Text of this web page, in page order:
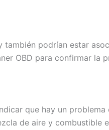
podrían estar
OBD para confirmar la
que hay un
de aire y combustible